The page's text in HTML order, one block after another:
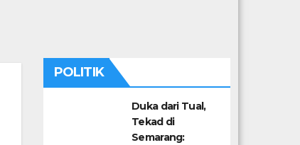
POLITIK
Duka dari Tual,
Tekad di
Semarang: